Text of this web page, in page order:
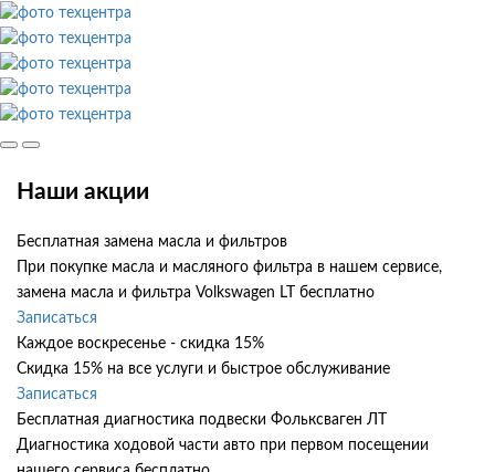
Наши акции
Бесплатная замена масла и фильтров
При покупке масла и масляного фильтра в нашем сервисе,
замена масла и фильтра Volkswagen LT бесплатно
Записаться
Каждое воскресенье - скидка 15%
Скидка 15% на все услуги и быстрое обслуживание
Записаться
Бесплатная диагностика подвески Фольксваген ЛТ
Диагностика ходовой части авто при первом посещении